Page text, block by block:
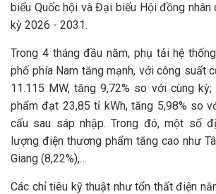
biểu Quốc hội và Đại biểu Hội đồng nhân
kỳ 2026 - 2031.
Trong 4 tháng đầu năm, phụ tải hệ
phố phía Nam tăng mạnh, với công suất
11.115 MW, tăng 9,72% so với cùng
phẩm đạt 23,85 tỉ kWh, tăng 5,98% so
cấu sau sáp nhập. Trong đó, một số
lượng điện thương phẩm tăng cao như
Giang (8,22%),…
Các chỉ tiêu kỹ thuật như tổn thất điện